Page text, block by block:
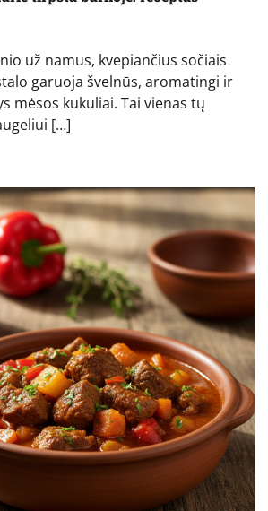
už namus, kvepiančius sočiais
garuoja švelnūs, aromatingi ir
mėsos kukuliai. Tai vienas tų
[…]